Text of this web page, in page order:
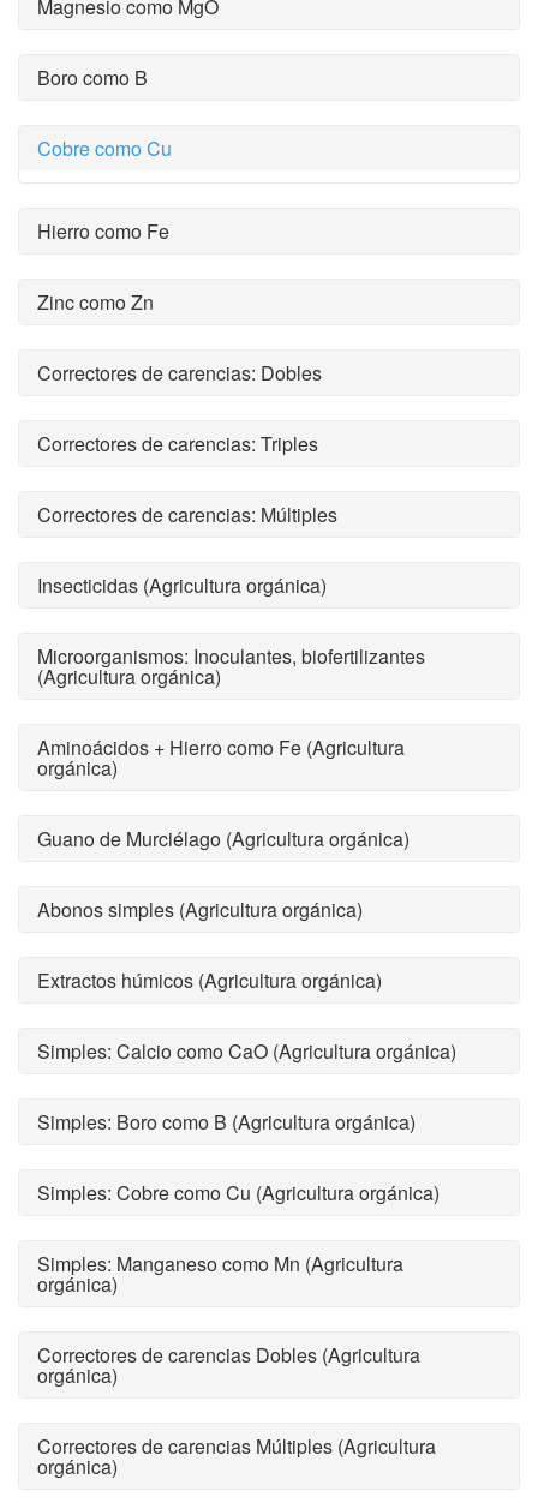
Magnesio como MgO
Boro como B
Cobre como Cu
Hierro como Fe
Zinc como Zn
Correctores de carencias: Dobles
Correctores de carencias: Triples
Correctores de carencias: Múltiples
Insecticidas (Agricultura orgánica)
Microorganismos: Inoculantes, biofertilizantes
(Agricultura orgánica)
Aminoácidos + Hierro como Fe (Agricultura
orgánica)
Guano de Murciélago (Agricultura orgánica)
Abonos simples (Agricultura orgánica)
Extractos húmicos (Agricultura orgánica)
Simples: Calcio como CaO (Agricultura orgánica)
Simples: Boro como B (Agricultura orgánica)
Simples: Cobre como Cu (Agricultura orgánica)
Simples: Manganeso como Mn (Agricultura
orgánica)
Correctores de carencias Dobles (Agricultura
orgánica)
Correctores de carencias Múltiples (Agricultura
orgánica)